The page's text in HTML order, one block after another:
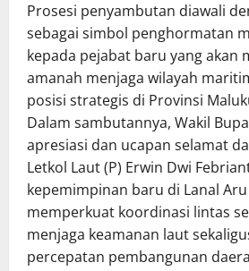
Prosesi penyambutan diawali
sebagai simbol penghormatan
kepada pejabat baru yang akan
amanah menjaga wilayah
posisi strategis di Provinsi
Dalam sambutannya, Wakil
apresiasi dan ucapan selamat
Letkol Laut (P) Erwin Dwi
kepemimpinan baru di Lanal
memperkuat koordinasi lintas
menjaga keamanan laut
percepatan pembangunan